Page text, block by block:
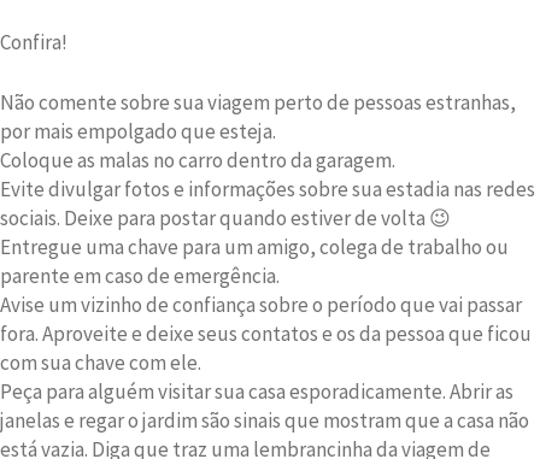
Confira!
Não comente sobre sua viagem perto de pessoas estranhas,
por mais empolgado que esteja.
Coloque as malas no carro dentro da garagem.
Evite divulgar fotos e informações sobre sua estadia nas redes
sociais. Deixe para postar quando estiver de volta 😉
Entregue uma chave para um amigo, colega de trabalho ou
parente em caso de emergência.
Avise um vizinho de confiança sobre o período que vai passar
fora. Aproveite e deixe seus contatos e os da pessoa que ficou
com sua chave com ele.
Peça para alguém visitar sua casa esporadicamente. Abrir as
janelas e regar o jardim são sinais que mostram que a casa não
está vazia. Diga que traz uma lembrancinha da viagem de